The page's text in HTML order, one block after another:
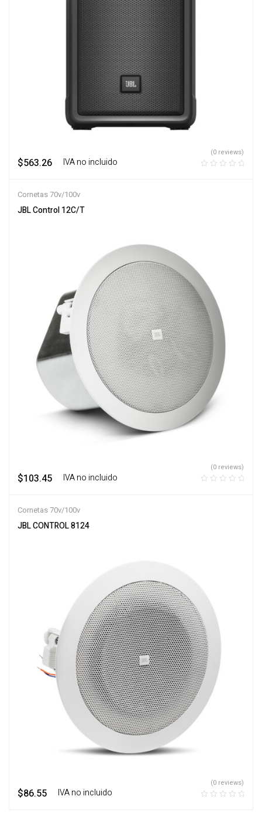
$563.26 ‎ ‎ ‎ IVA no incluido
(0 reviews)
Cornetas 70v/100v
JBL Control 12C/T
$103.45 ‎ ‎ ‎ IVA no incluido
(0 reviews)
Cornetas 70v/100v
JBL CONTROL 8124
$86.55 ‎ ‎ ‎ IVA no incluido
(0 reviews)